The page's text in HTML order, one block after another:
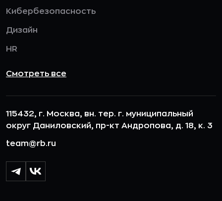
Кибербезопасность
Дизайн
HR
Смотреть все
115432, г. Москва, вн. тер. г. муниципальный
округ Даниловский, пр-кт Андропова, д. 18, к. 3
team@rb.ru